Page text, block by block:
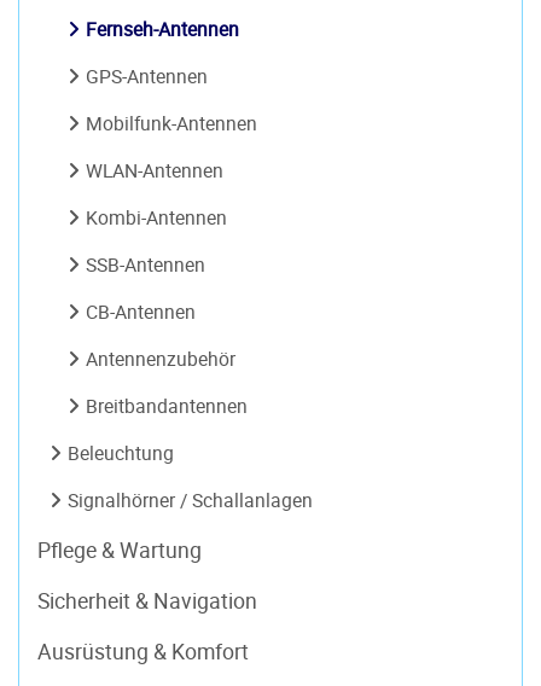
Fernseh-Antennen
GPS-Antennen
Mobilfunk-Antennen
WLAN-Antennen
Kombi-Antennen
SSB-Antennen
CB-Antennen
Antennenzubehör
Breitbandantennen
Beleuchtung
Signalhörner / Schallanlagen
Pflege & Wartung
Sicherheit & Navigation
Ausrüstung & Komfort